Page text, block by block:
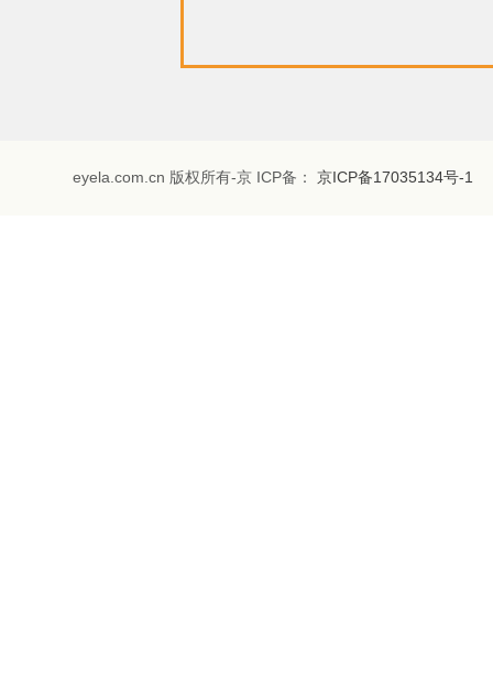
eyela.com.cn 版权所有-京 ICP备： 京ICP备17035134号-1